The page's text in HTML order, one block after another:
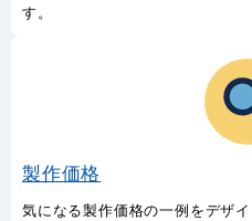
す。
製作価格
気になる製作価格の一例をデザ